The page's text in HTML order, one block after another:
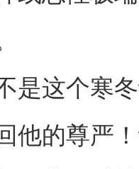
是这个寒
他的尊严